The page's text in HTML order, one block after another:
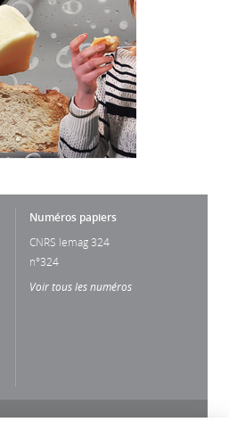
Numéros papiers
CNRS lemag 324
n°324
Voir tous les numéros